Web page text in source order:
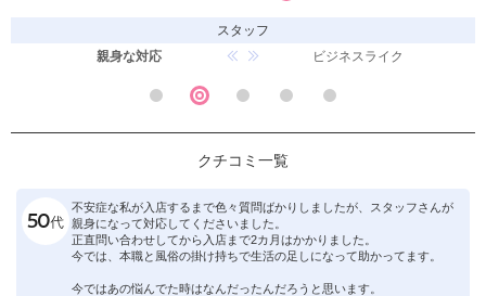
スタッフ
親身な対応
ビジネスライク
クチコミ一覧
不安症な私が入店するまで色々質問ばかりしましたが、スタッフさんが
親身になって対応してくださいました。
正直問い合わせしてから入店まで2カ月はかかりました。
今では、本職と風俗の掛け持ちで生活の足しになって助かってます。
今ではあの悩んでた時はなんだったんだろうと思います。